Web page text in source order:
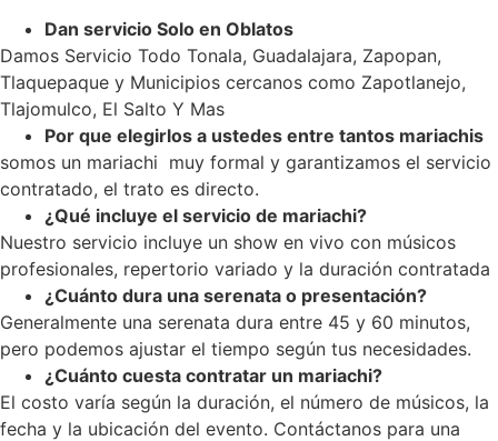
Dan servicio Solo en Oblatos
Damos Servicio Todo Tonala, Guadalajara, Zapopan,
Tlaquepaque y Municipios cercanos como Zapotlanejo,
Tlajomulco, El Salto Y Mas
Por que elegirlos a ustedes entre tantos mariachis
somos un mariachi muy formal y garantizamos el servicio
contratado, el trato es directo.
¿Qué incluye el servicio de mariachi?
Nuestro servicio incluye un show en vivo con músicos
profesionales, repertorio variado y la duración contratada
¿Cuánto dura una serenata o presentación?
Generalmente una serenata dura entre 45 y 60 minutos,
pero podemos ajustar el tiempo según tus necesidades.
¿Cuánto cuesta contratar un mariachi?
El costo varía según la duración, el número de músicos, la
fecha y la ubicación del evento. Contáctanos para una